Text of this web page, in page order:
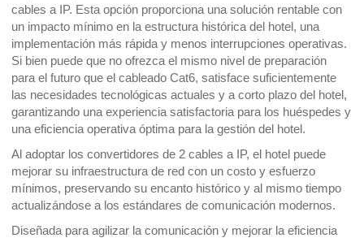
cables a IP. Esta opción proporciona una solución rentable con
un impacto mínimo en la estructura histórica del hotel, una
implementación más rápida y menos interrupciones operativas.
Si bien puede que no ofrezca el mismo nivel de preparación
para el futuro que el cableado Cat6, satisface suficientemente
las necesidades tecnológicas actuales y a corto plazo del hotel,
garantizando una experiencia satisfactoria para los huéspedes y
una eficiencia operativa óptima para la gestión del hotel.
Al adoptar los convertidores de 2 cables a IP, el hotel puede
mejorar su infraestructura de red con un costo y esfuerzo
mínimos, preservando su encanto histórico y al mismo tiempo
actualizándose a los estándares de comunicación modernos.
Diseñada para agilizar la comunicación y mejorar la eficiencia